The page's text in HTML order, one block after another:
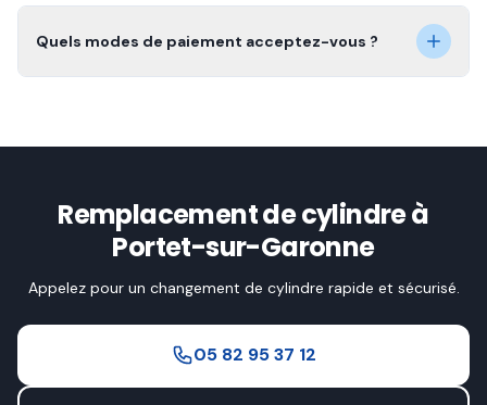
Quels modes de paiement acceptez-vous ?
Remplacement de cylindre à
Portet-sur-Garonne
Appelez pour un changement de cylindre rapide et sécurisé.
05 82 95 37 12